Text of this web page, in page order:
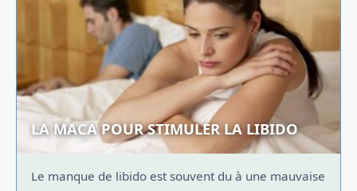
LA MACA POUR STIMULER LA LIBIDO
Le manque de libido est souvent du à une mauvaise